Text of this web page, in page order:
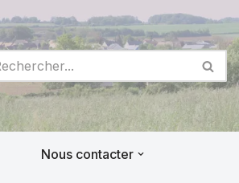
Nous contacter